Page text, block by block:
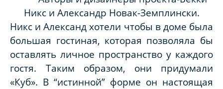
Никс и Александр Новак-Земплински.
Никс и Александ хотели чтобы в доме была
большая гостиная, которая позволяла бы
оставлять личное пространство у каждого
гостя. Таким образом,
они придумали
«Куб». В “истинной” форме он настоящая